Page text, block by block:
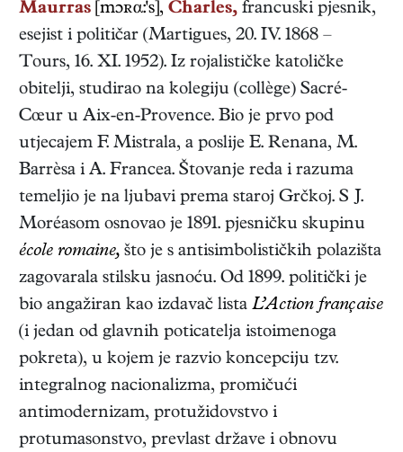
Maurras [mɔʀα:'s], Charles, francuski pjesnik,
esejist i političar (Martigues, 20. IV. 1868 –
Tours, 16. XI. 1952). Iz rojalističke katoličke
obitelji, studirao na kolegiju (collège) Sacré-
Cœur u Aix-en-Provence. Bio je prvo pod
utjecajem F. Mistrala, a poslije E. Renana, M.
Barrèsa i A. Francea. Štovanje reda i razuma
temeljio je na ljubavi prema staroj Grčkoj. S J.
Moréasom osnovao je 1891. pjesničku skupinu
école romaine, što je s antisimbolističkih polazišta
zagovarala stilsku jasnoću. Od 1899. politički je
bio angažiran kao izdavač lista L’Action française
(i jedan od glavnih poticatelja istoimenoga
pokreta), u kojem je razvio koncepciju tzv.
integralnog nacionalizma, promičući
antimodernizam, protužidovstvo i
protumasonstvo, prevlast države i obnovu